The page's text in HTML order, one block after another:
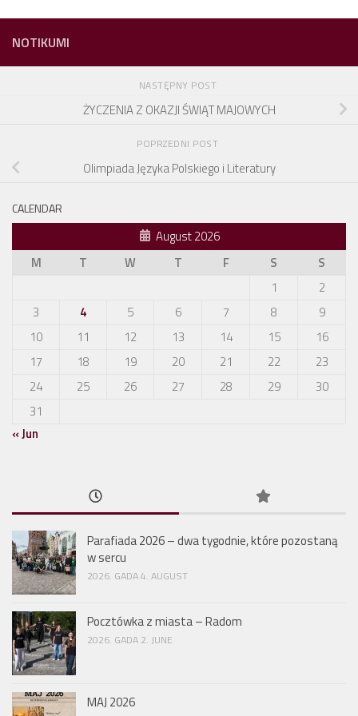
NOTIKUMI
NASTĘPNY POST
ŻYCZENIA Z OKAZJI ŚWIĄT MAJOWYCH
POPRZEDNI POST
Olimpiada Języka Polskiego i Literatury
CALENDAR
August 2026
M
T W T F S
S
1
2
3
4 5 6 7 8
9
10
11 12 13 14 15
16
17
18 19 20 21 22
23
24
25 26 27 28 29
30
31
« Jun
Parafiada 2026 – dwa tygodnie, które pozostaną
w sercu
2026. GADA 4. AUGUST
Pocztówka z miasta – Radom
2026. GADA 2. JUNE
MAJ 2026